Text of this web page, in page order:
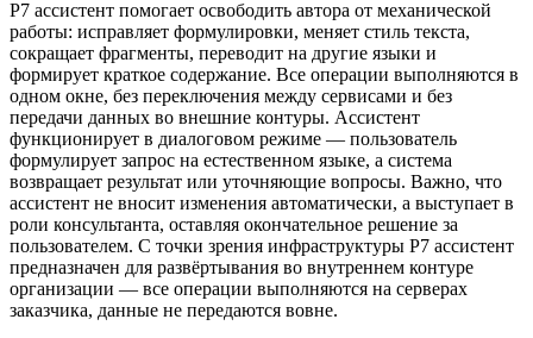
Р7 ассистент помогает освободить автора от механической
работы: исправляет формулировки, меняет стиль текста,
сокращает фрагменты, переводит на другие языки и
формирует краткое содержание. Все операции выполняются в
одном окне, без переключения между сервисами и без
передачи данных во внешние контуры. Ассистент
функционирует в диалоговом режиме — пользователь
формулирует запрос на естественном языке, а система
возвращает результат или уточняющие вопросы. Важно, что
ассистент не вносит изменения автоматически, а выступает в
роли консультанта, оставляя окончательное решение за
пользователем. С точки зрения инфраструктуры Р7 ассистент
предназначен для развёртывания во внутреннем контуре
организации — все операции выполняются на серверах
заказчика, данные не передаются вовне.